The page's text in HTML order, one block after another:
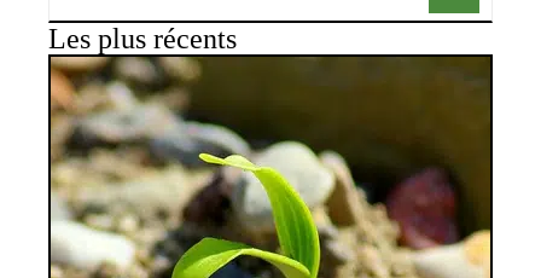
Les plus récents